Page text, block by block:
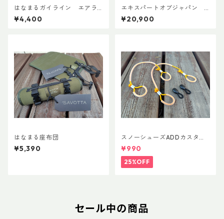
はなまるガイライン エアラ
イズ張り綱セット
¥4,400
エキスパートオブジャパン
スノーシューズL ADDカスタ
ムVer.5
¥20,900
はなまる座布団
¥5,390
スノーシューズADDカスタム
Ver.5用 オリジナルカスタムヒ
ールパーツ
¥990
25%OFF
セール中の商品